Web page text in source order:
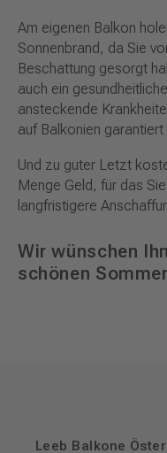
Am eigenen Balkon
Sonnenbrand, da Sie
Beschattung gesorgt
auch ein
ansteckende
auf Balkonien garantiert
Und zu guter Letzt
Menge Geld, für das
langfristigere
Wir wünschen
schönen
Leeb Balkone